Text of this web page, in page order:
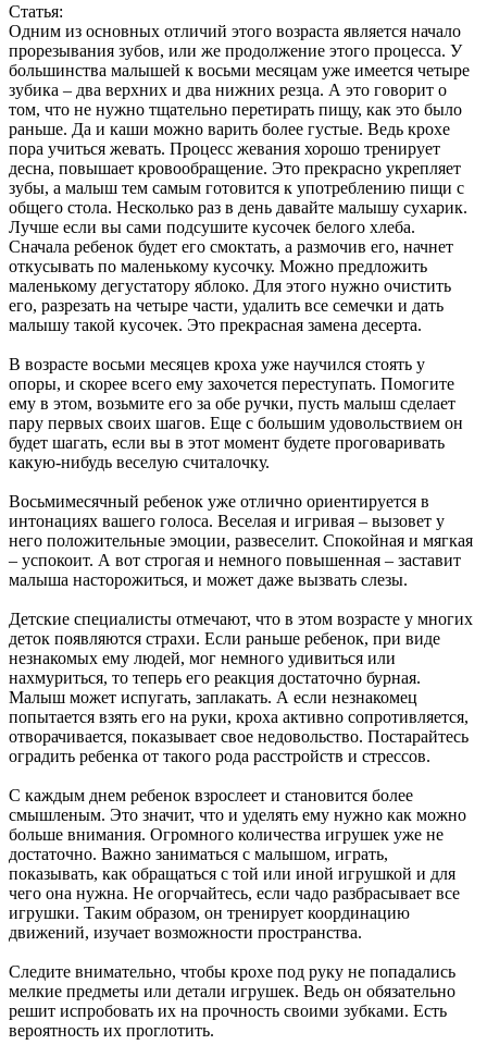
Статья:
Одним из основных отличий этого возраста является начало
прорезывания зубов, или же продолжение этого процесса. У
большинства малышей к восьми месяцам уже имеется четыре
зубика – два верхних и два нижних резца. А это говорит о
том, что не нужно тщательно перетирать пищу, как это было
раньше. Да и каши можно варить более густые. Ведь крохе
пора учиться жевать. Процесс жевания хорошо тренирует
десна, повышает кровообращение. Это прекрасно укрепляет
зубы, а малыш тем самым готовится к употреблению пищи с
общего стола. Несколько раз в день давайте малышу сухарик.
Лучше если вы сами подсушите кусочек белого хлеба.
Сначала ребенок будет его смоктать, а размочив его, начнет
откусывать по маленькому кусочку. Можно предложить
маленькому дегустатору яблоко. Для этого нужно очистить
его, разрезать на четыре части, удалить все семечки и дать
малышу такой кусочек. Это прекрасная замена десерта.
В возрасте восьми месяцев кроха уже научился стоять у
опоры, и скорее всего ему захочется переступать. Помогите
ему в этом, возьмите его за обе ручки, пусть малыш сделает
пару первых своих шагов. Еще с большим удовольствием он
будет шагать, если вы в этот момент будете проговаривать
какую-нибудь веселую считалочку.
Восьмимесячный ребенок уже отлично ориентируется в
интонациях вашего голоса. Веселая и игривая – вызовет у
него положительные эмоции, развеселит. Спокойная и мягкая
– успокоит. А вот строгая и немного повышенная – заставит
малыша насторожиться, и может даже вызвать слезы.
Детские специалисты отмечают, что в этом возрасте у многих
деток появляются страхи. Если раньше ребенок, при виде
незнакомых ему людей, мог немного удивиться или
нахмуриться, то теперь его реакция достаточно бурная.
Малыш может испугать, заплакать. А если незнакомец
попытается взять его на руки, кроха активно сопротивляется,
отворачивается, показывает свое недовольство. Постарайтесь
оградить ребенка от такого рода расстройств и стрессов.
С каждым днем ребенок взрослеет и становится более
смышленым. Это значит, что и уделять ему нужно как можно
больше внимания. Огромного количества игрушек уже не
достаточно. Важно заниматься с малышом, играть,
показывать, как обращаться с той или иной игрушкой и для
чего она нужна. Не огорчайтесь, если чадо разбрасывает все
игрушки. Таким образом, он тренирует координацию
движений, изучает возможности пространства.
Следите внимательно, чтобы крохе под руку не попадались
мелкие предметы или детали игрушек. Ведь он обязательно
решит испробовать их на прочность своими зубками. Есть
вероятность их проглотить.